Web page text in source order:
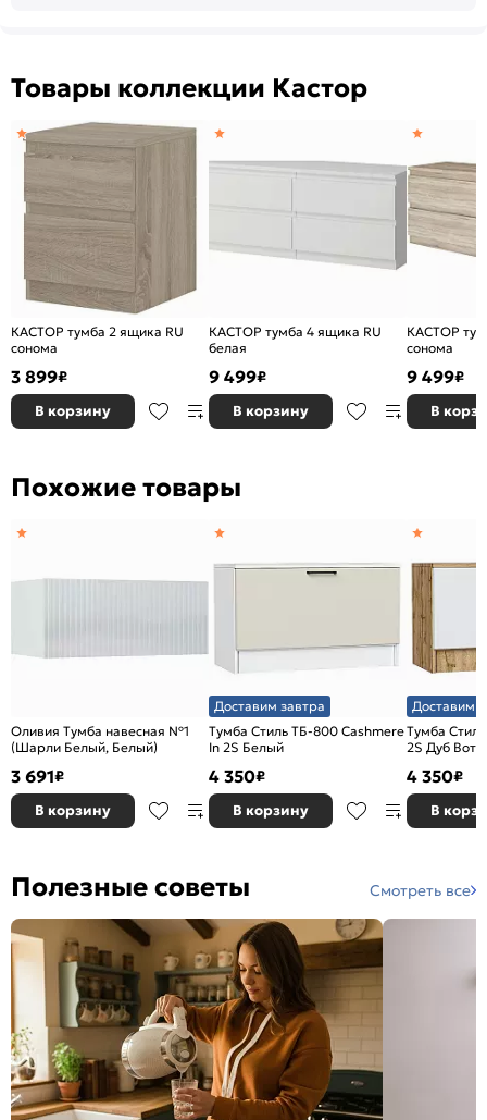
Товары коллекции Кастор
КАСТОР тумба 2 ящика RU
сонома
3 899₽
В корзину
КАСТОР тумба 4 ящика RU
белая
9 499₽
В корзину
КАСТОР
сонома
9 499₽
В
Похожие товары
Оливия Тумба навесная №1
(Шарли Белый, Белый)
3 691₽
В корзину
Доставим завтра
Тумба Стиль ТБ-800 Cashmere
In 2S Белый
4 350₽
В корзину
Доставим
Тумба
2S Дуб
4 350₽
В
Полезные советы Смотреть все